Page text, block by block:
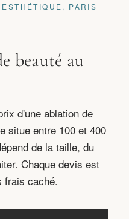
PARIS
beauté au
d'une ablation de
situe entre 100 et 400
de la taille, du
Chaque devis est
frais caché.